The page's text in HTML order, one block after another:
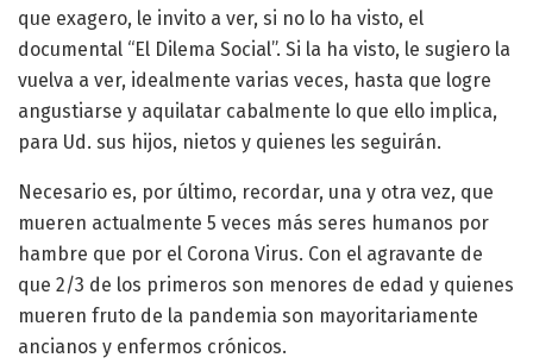
que exagero, le invito a ver, si no lo ha visto, el
documental “El Dilema Social”. Si la ha visto, le sugiero la
vuelva a ver, idealmente varias veces, hasta que logre
angustiarse y aquilatar cabalmente lo que ello implica,
para Ud. sus hijos, nietos y quienes les seguirán.
Necesario es, por último, recordar, una y otra vez, que
mueren actualmente 5 veces más seres humanos por
hambre que por el Corona Virus. Con el agravante de
que 2/3 de los primeros son menores de edad y quienes
mueren fruto de la pandemia son mayoritariamente
ancianos y enfermos crónicos.